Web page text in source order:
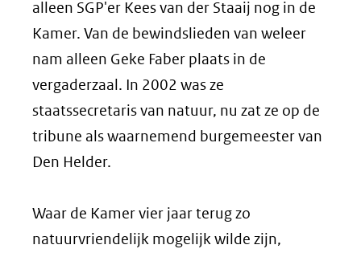
alleen SGP'er Kees van der Staaij nog in de
Kamer. Van de bewindslieden van weleer
nam alleen Geke Faber plaats in de
vergaderzaal. In 2002 was ze
staatssecretaris van natuur, nu zat ze op de
tribune als waarnemend burgemeester van
Den Helder.
Waar de Kamer vier jaar terug zo
natuurvriendelijk mogelijk wilde zijn,